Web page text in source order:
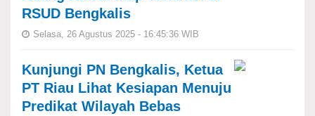
RSUD Bengkalis
Selasa, 26 Agustus 2025 - 16:45:36 WIB
Kunjungi PN Bengkalis, Ketua
PT Riau Lihat Kesiapan Menuju
Predikat Wilayah Bebas